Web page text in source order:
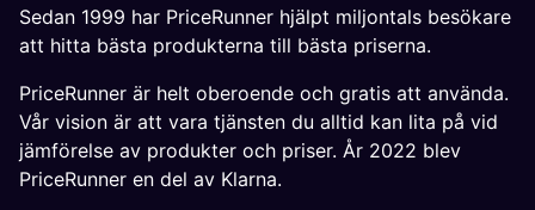
Sedan 1999 har PriceRunner hjälpt miljontals besökare
att hitta bästa produkterna till bästa priserna.
PriceRunner är helt oberoende och gratis att använda.
Vår vision är att vara tjänsten du alltid kan lita på vid
jämförelse av produkter och priser. År 2022 blev
PriceRunner en del av Klarna.